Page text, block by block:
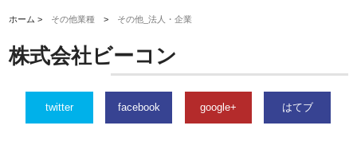
ホーム > その他業種 > その他_法人・企業
株式会社ビーコン
twitter facebook google+ はてブ